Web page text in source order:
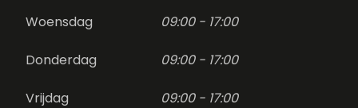
Woensdag 09:00 - 17:00
Donderdag 09:00 - 17:00
Vrijdag 09:00 - 17:00